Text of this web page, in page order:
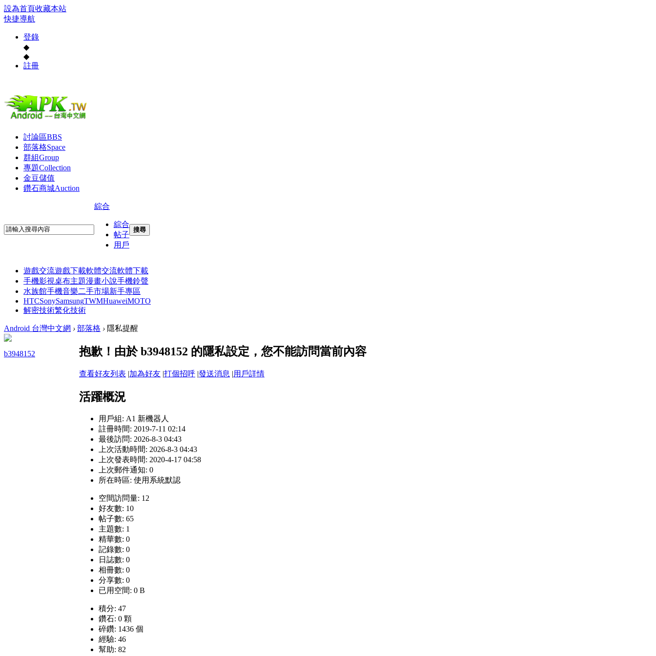
設為首頁收藏本站
快捷導航
登錄
◆
◆
註冊
討論區BBS
部落格Space
群組Group
專題Collection
金豆儲值
鑽石商城Auction
綜合
綜合
帖子
用戶
搜尋
遊戲交流遊戲下載軟體交流軟體下載
手機影視桌布主題漫畫小說手機鈴聲
水族館手機音樂二手市場新手專區
HTCSonySamsungTWMHuaweiMOTO
解密技術繁化技術
Android 台灣中文網 › 部落格 › 隱私提醒
b3948152 抱歉！由於 b3948152 的隱私設定，您不能訪問當前內容
查看好友列表 |加為好友 |打個招呼 |發送消息 |用戶詳情
活躍概況
用戶組: A1 新機器人
註冊時間: 2019-7-11 02:14
最後訪問: 2026-8-3 04:43
上次活動時間: 2026-8-3 04:43
上次發表時間: 2020-4-17 04:58
上次郵件通知: 0
所在時區: 使用系統默認
空間訪問量: 12
好友數: 10
帖子數: 65
主題數: 1
精華數: 0
記錄數: 0
日誌數: 0
相冊數: 0
分享數: 0
已用空間: 0 B
積分: 47
鑽石: 0 顆
碎鑽: 1436 個
經驗: 46
幫助: 82